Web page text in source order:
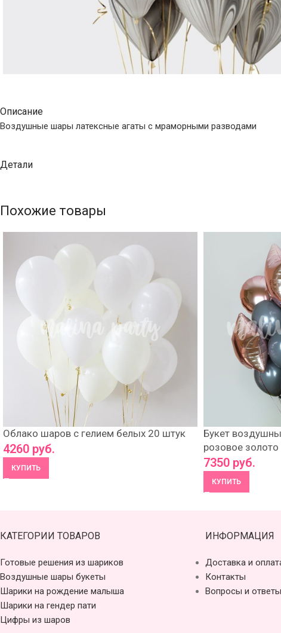
Описание
Воздушные шары латексные агаты с мраморными разводами
Детали
Похожие товары
Облако шаров с гелием белых 20 штук
4260 руб.
КУПИТЬ
Букет
розовое
7350 руб.
КУПИТЬ
КАТЕГОРИИ ТОВАРОВ
Готовые решения из шариков
Воздушные шары букеты
Шарики на рождение малыша
Шарики на гендер пати
Цифры из шаров
ИНФОРМАЦИЯ
Доставка и
Контакты
Вопросы и ответы